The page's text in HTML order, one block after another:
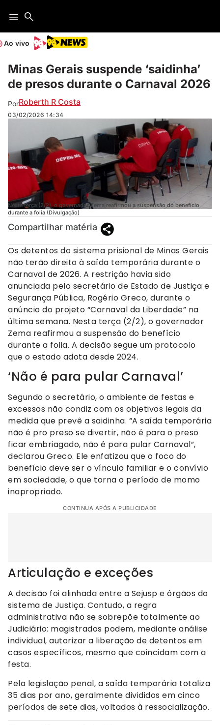
Ao vivo
Minas Gerais suspende ‘saidinha’
de presos durante o Carnaval 2026
PorRoberth R Costa
03/02/2026 14:34
Nesta terça (2/2), o governador Zema reafirmou a suspensão do benefício
durante a folia (Divulgação)
Compartilhar matéria
Os detentos do sistema prisional de Minas Gerais
não terão direito à saída temporária durante o
Carnaval de 2026. A restrição havia sido
anunciada pelo secretário de Estado de Justiça e
Segurança Pública, Rogério Greco, durante o
anúncio do projeto “Carnaval da Liberdade” na
última semana. Nesta terça (2/2), o governador
Zema reafirmou a suspensão do benefício
durante a folia. A decisão segue um protocolo
que o estado adota desde 2024.
‘Não é para pular Carnaval’
Segundo o secretário, o ambiente de festas e
excessos não condiz com os objetivos legais da
medida que prevê a saidinha. “A saída temporária
não é pro preso se divertir, não é para o preso
ficar embriagado, não é para pular Carnaval”,
declarou Greco. Ele enfatizou que o foco do
benefício deve ser o vínculo familiar e o convívio
em sociedade, o que torna o período de momo
inapropriado.
CONTINUA APÓS A PUBLICIDADE
Articulação e exceções
A decisão foi alinhada entre a Sejusp e órgãos do
sistema de Justiça. Contudo, a regra
administrativa não se sobrepõe totalmente ao
Judiciário: magistrados podem, mediante análise
individual, autorizar a liberação de detentos em
casos específicos, mesmo que coincidam com a
festa.
Pela legislação penal, a saída temporária totaliza
35 dias por ano, geralmente divididos em cinco
períodos de sete dias, voltados à ressocialização.